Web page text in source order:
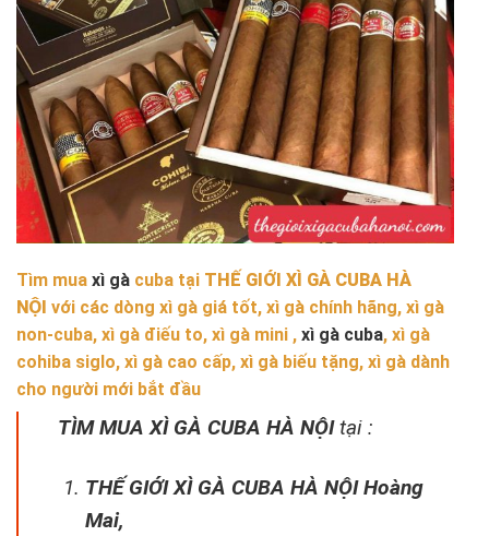
Tìm mua xì gà cuba tại THẾ GIỚI XÌ GÀ CUBA HÀ
NỘI với các dòng xì gà giá tốt, xì gà chính hãng, xì gà
non-cuba, xì gà điếu to, xì gà mini , xì gà cuba, xì gà
cohiba siglo, xì gà cao cấp, xì gà biếu tặng, xì gà dành
cho người mới bắt đầu
TÌM MUA XÌ GÀ CUBA HÀ NỘItại :
THẾ GIỚI XÌ GÀ CUBA HÀ NỘI Hoàng
Mai,